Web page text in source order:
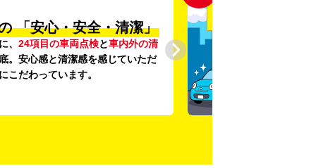
「安心・安全・清潔」
、 24項目の車両点検と車内外の清
。安心感と清潔感を感じていただ
こだわっています。